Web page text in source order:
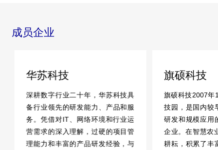
成员企业
华苏科技
深耕数字行业二十年，华苏科技具
备行业领先的研发能力、产品和服
务。凭借对IT、网络环境和行业运
营需求的深入理解，过硬的项目管
理能力和丰富的产品研发经验，与
旗硕科技
旗硕科技2007年
技园，是国内较
研发和规模应用
企业。在智慧农
耕耘，积累了丰